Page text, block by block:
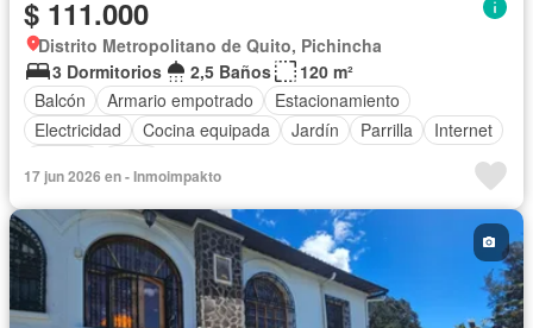
$ 111.000
Distrito Metropolitano de Quito, Pichincha
3 Dormitorios
2,5 Baños
120 m²
Balcón
Armario empotrado
Estacionamiento
Electricidad
Cocina equipada Jardín Parrilla
Internet
17 jun 2026 en - Inmoimpakto